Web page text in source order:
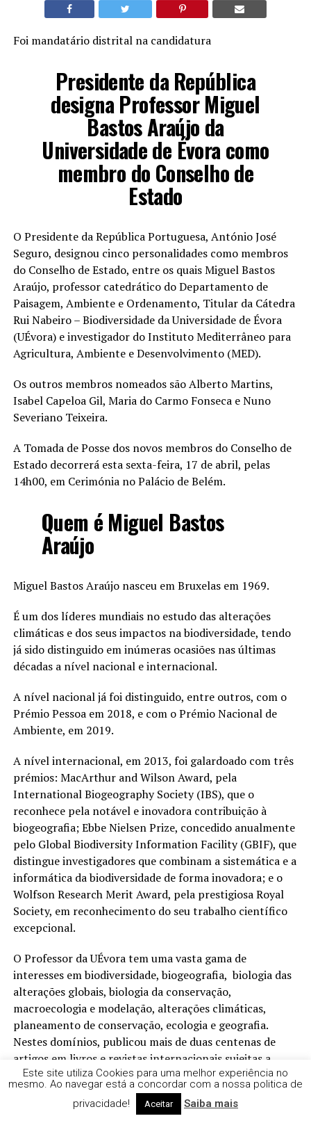
Foi mandatário distrital na candidatura
Presidente da República
designa Professor Miguel
Bastos Araújo da
Universidade de Évora como
membro do Conselho de
Estado
O Presidente da República Portuguesa, António José
Seguro, designou cinco personalidades como membros
do Conselho de Estado, entre os quais Miguel Bastos
Araújo, professor catedrático do Departamento de
Paisagem, Ambiente e Ordenamento, Titular da Cátedra
Rui Nabeiro – Biodiversidade da Universidade de Évora
(UÉvora) e investigador do Instituto Mediterrâneo para
Agricultura, Ambiente e Desenvolvimento (MED).
Os outros membros nomeados são Alberto Martins,
Isabel Capeloa Gil, Maria do Carmo Fonseca e Nuno
Severiano Teixeira.
A Tomada de Posse dos novos membros do Conselho de
Estado decorrerá esta sexta-feira, 17 de abril, pelas
14h00, em Cerimónia no Palácio de Belém.
Quem é Miguel Bastos
Araújo
Miguel Bastos Araújo nasceu em Bruxelas em 1969.
É um dos líderes mundiais no estudo das alterações
climáticas e dos seus impactos na biodiversidade, tendo
já sido distinguido em inúmeras ocasiões nas últimas
décadas a nível nacional e internacional.
A nível nacional já foi distinguido, entre outros, com o
Prémio Pessoa em 2018, e com o Prémio Nacional de
Ambiente, em 2019.
A nível internacional, em 2013, foi galardoado com três
prémios: MacArthur and Wilson Award, pela
International Biogeography Society (IBS), que o
reconhece pela notável e inovadora contribuição à
biogeografia; Ebbe Nielsen Prize, concedido anualmente
pelo Global Biodiversity Information Facility (GBIF), que
distingue investigadores que combinam a sistemática e a
informática da biodiversidade de forma inovadora; e o
Wolfson Research Merit Award, pela prestigiosa Royal
Society, em reconhecimento do seu trabalho científico
excepcional.
O Professor da UÉvora tem uma vasta gama de
interesses em biodiversidade, biogeografia, biologia das
alterações globais, biologia da conservação,
macroecologia e modelação, alterações climáticas,
planeamento de conservação, ecologia e geografia.
Nestes domínios, publicou mais de duas centenas de
artigos em livros e revistas internacionais sujeitas a
arbitragem científica. Entre os artigos que publicou
contam-se estudos nas revistas Science, Nature e PNAS.
Este site utiliza Cookies para uma melhor experiência no
mesmo. Ao navegar está a concordar com a nossa politica de
privacidade!
Aceitar Saiba mais